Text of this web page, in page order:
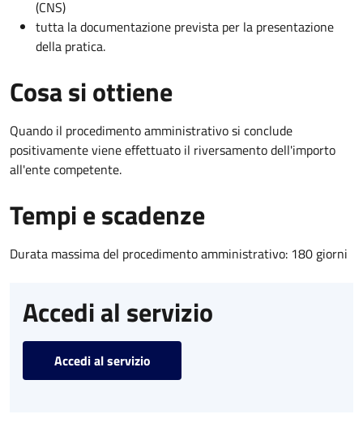
(CNS)
tutta la documentazione prevista per la presentazione
della pratica.
Cosa si ottiene
Quando il procedimento amministrativo si conclude
positivamente viene effettuato il riversamento dell'importo
all'ente competente.
Tempi e scadenze
Durata massima del procedimento amministrativo: 180 giorni
Accedi al servizio
Accedi al servizio